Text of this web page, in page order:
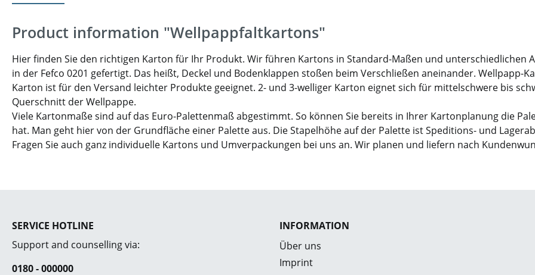
Product information "Wellpappfaltkartons"
Hier finden Sie den richtigen Karton für Ihr Produkt. Wir führen Kartons in Standard-Maßen und unterschiedlichen
in der Fefco 0201 gefertigt. Das heißt, Deckel und Bodenklappen stoßen beim Verschließen aneinander.
Karton ist für den Versand leichter Produkte geeignet. 2- und 3-welliger Karton eignet sich für mittelschwere bis
Querschnitt der Wellpappe.
Viele Kartonmaße sind auf das Euro-Palettenmaß abgestimmt. So können Sie bereits in Ihrer Kartonplanung die
hat. Man geht hier von der Grundfläche einer Palette aus. Die Stapelhöhe auf der Palette ist Speditions- und
Fragen Sie auch ganz individuelle Kartons und Umverpackungen bei uns an. Wir planen und liefern nach
SERVICE HOTLINE
Support and counselling via:
0180 - 000000
INFORMATION
Über uns
Imprint